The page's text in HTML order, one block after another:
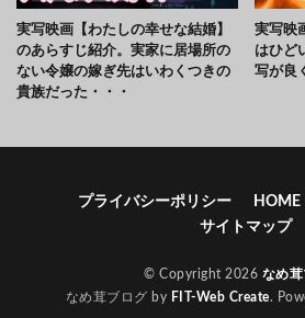
実写映画【わたしの幸せな結婚】
のあらすじ紹介。実家に居場所の
ない令嬢の嫁ぎ先はいわくつきの
貴族だった・・・
実写映
はひど
写が良
プライバシーポリシー HOME
サイトマップ
© Copyright 2026 なめ
なめ茸ブログ by FIT-Web Create.